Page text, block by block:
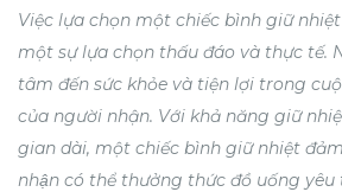
Việc lựa chọn một chiếc bình giữ
một sự lựa chọn thấu đáo và thực tế.
tâm đến sức khỏe và tiện lợi trong
của người nhận. Với khả năng giữ
gian dài, một chiếc bình giữ nhiệt
nhận có thể thưởng thức đồ uống yêu